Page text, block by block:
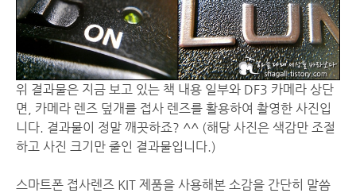
위 결과물은 지금 보고 있는 책 내용 일부와 DF3 카메라 상단
면, 카메라 렌즈 덮개를 접사 렌즈를 활용하여 촬영한 사진입
니다. 결과물이 정말 깨끗하죠? ^^ (해당 사진은 색감만 조절
하고 사진 크기만 줄인 결과물입니다.)
스마트폰 접사렌즈 KIT 제품을 사용해본 소감을 간단히 말씀